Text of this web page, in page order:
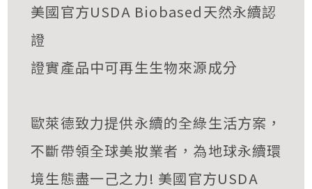
美國官方USDA Biobased天然永續認
證
證實產品中可再生生物來源成分
歐萊德致力提供永續的全綠生活方案，
不斷帶領全球美妝業者，為地球永續環
境生態盡一己之力! 美國官方USDA